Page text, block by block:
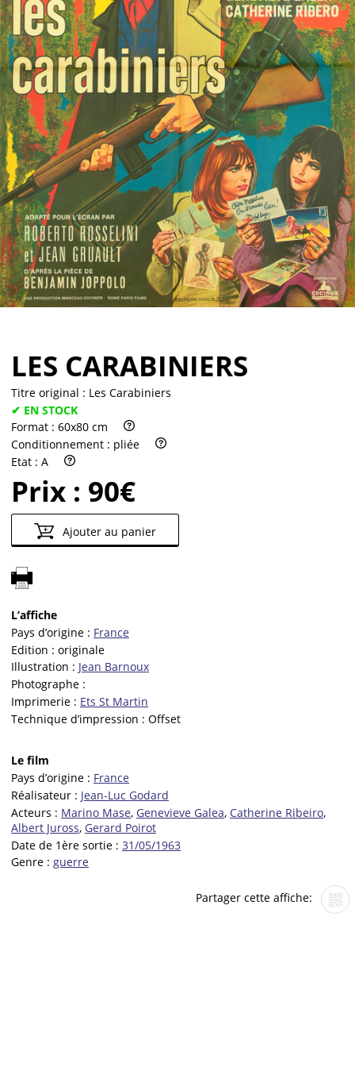
Vendre
LES CARABINIERS
Titre original : Les Carabiniers
✔ EN STOCK
Format : 60x80 cm
Conditionnement : pliée
Etat : A
Prix : 90€
Ajouter au panier
L’affiche
Pays d’origine : France
Edition : originale
Illustration : Jean Barnoux
Photographe :
Imprimerie : Ets St Martin
Technique d’impression : Offset
Le film
Pays d’origine : France
Réalisateur : Jean-Luc Godard
Acteurs : Marino Mase, Genevieve Galea, Catherine Ribeiro,
Albert Juross, Gerard Poirot
Date de 1ère sortie : 31/05/1963
Genre : guerre
Partager cette affiche: